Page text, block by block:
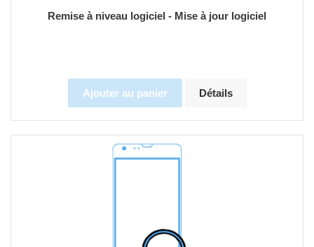
Remise à niveau logiciel - Mise à jour logiciel
Ajouter au panier Détails